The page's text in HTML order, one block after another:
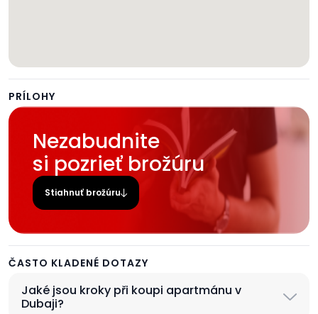
PRÍLOHY
Nezabudnite
si pozrieť brožúru
Stiahnuť brožúru
ČASTO KLADENÉ DOTAZY
Jaké jsou kroky při koupi apartmánu v
Dubaji?